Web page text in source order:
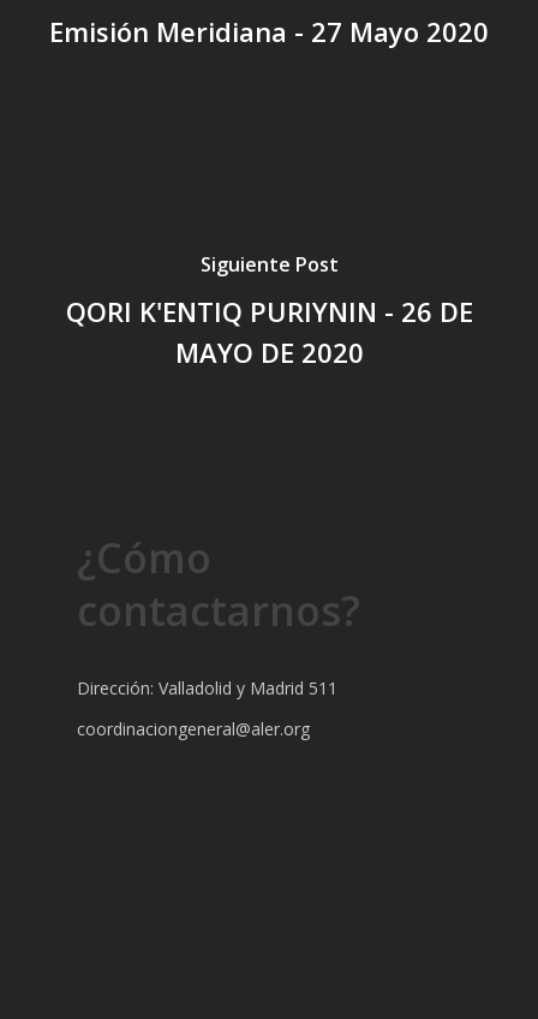
Emisión Meridiana - 27 Mayo 2020
Siguiente Post
QORI K'ENTIQ PURIYNIN - 26 DE
MAYO DE 2020
¿Cómo
contactarnos?
Dirección: Valladolid y Madrid 511
coordinaciongeneral@aler.org